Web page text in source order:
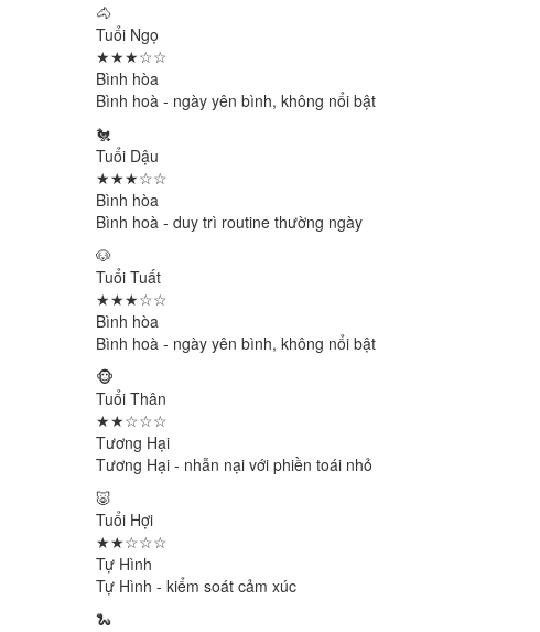
🐴
Tuổi Ngọ
★★★☆☆
Bình hòa
Bình hoà - ngày yên bình, không nổi bật
🐔
Tuổi Dậu
★★★☆☆
Bình hòa
Bình hoà - duy trì routine thường ngày
🐶
Tuổi Tuất
★★★☆☆
Bình hòa
Bình hoà - ngày yên bình, không nổi bật
🐵
Tuổi Thân
★★☆☆☆
Tương Hại
Tương Hại - nhẫn nại với phiền toái nhỏ
🐷
Tuổi Hợi
★★☆☆☆
Tự Hình
Tự Hình - kiểm soát cảm xúc
🐍